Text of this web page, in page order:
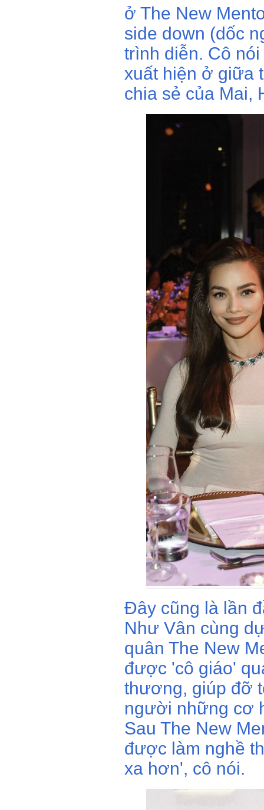
ở The New
side down (dốc
trình diễn. Cô
xuất hiện ở giữa
chia sẻ của Mai,
Đây cũng là lần
Như Vân cùng
quân The New
được 'cô giáo'
thương, giúp đỡ
người những cơ
Sau The New
được làm nghề
xa hơn', cô nói.